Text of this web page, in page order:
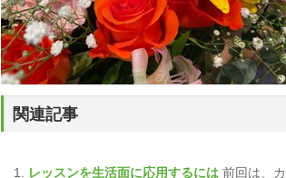
関連記事
レッスンを生活面に応用するには 前回は、